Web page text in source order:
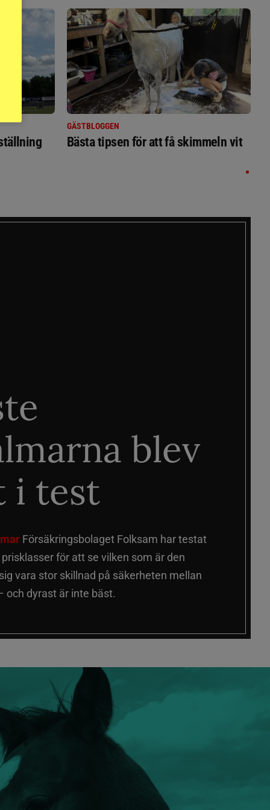
GÄSTBLOGGEN
Bästa tipsen för att få skimmeln vit
blev
i test
Försäkringsbolaget Folksam har testat
för att se vilken som är den
vara stor skillnad på säkerheten mellan
och dyrast är inte bäst.